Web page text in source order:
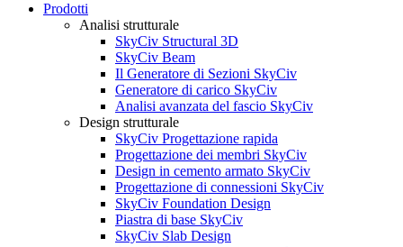
Prodotti
Analisi strutturale
SkyCiv Structural 3D
SkyCiv Beam
Il Generatore di Sezioni SkyCiv
Generatore di carico SkyCiv
Analisi avanzata del fascio SkyCiv
Design strutturale
SkyCiv Progettazione rapida
Progettazione dei membri SkyCiv
Design in cemento armato SkyCiv
Progettazione di connessioni SkyCiv
SkyCiv Foundation Design
Piastra di base SkyCiv
SkyCiv Slab Design